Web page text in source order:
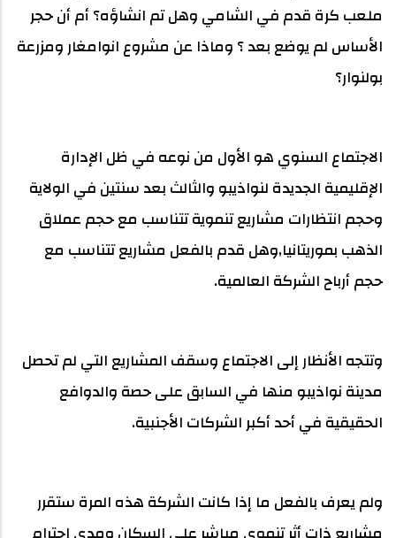
ملعب كرة قدم في الشامي وهل تم انشاؤه؟ أم أن حجر
الأساس لم يوضع بعد ؟ وماذا عن مشروع انوامغار ومزرعة
بولنوار؟
الاجتماع السنوي هو الأول من نوعه في ظل الإدارة
الإقليمية الجديدة لنواذيبو والثالث بعد سنتين في الولاية
وحجم انتظارات مشاريع تنموية تتناسب مع حجم عملاق
الذهب بموريتانيا,وهل قدم بالفعل مشاريع تتناسب مع
حجم أرباح الشركة العالمية.
وتتجه الأنظار إلى الاجتماع وسقف المشاريع التي لم تحصل
مدينة نواذيبو منها في السابق على حصة والدوافع
الحقيقية في أحد أكبر الشركات الأجنبية.
ولم يعرف بالفعل ما إذا كانت الشركة هذه المرة ستقرر